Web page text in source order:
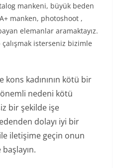
mankeni, büyük beden
manken, photoshoot ,
elemanlar aramaktayız.
isterseniz bizimle
kons kadınının kötü bir
önemli nedeni kötü
bir şekilde işe
dolayı iyi bir
iletişime geçin onun